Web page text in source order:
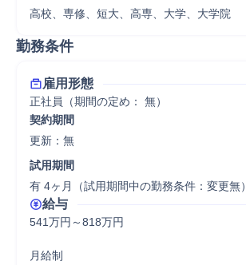
高校、専修、短大、高専、大学、大学院
勤務条件
雇用形態
正社員（期間の定め： 無）
契約期間
更新：無
試用期間
有 4ヶ月（試用期間中の勤務条件：変更無）
給与
541万円～818万円
月給制